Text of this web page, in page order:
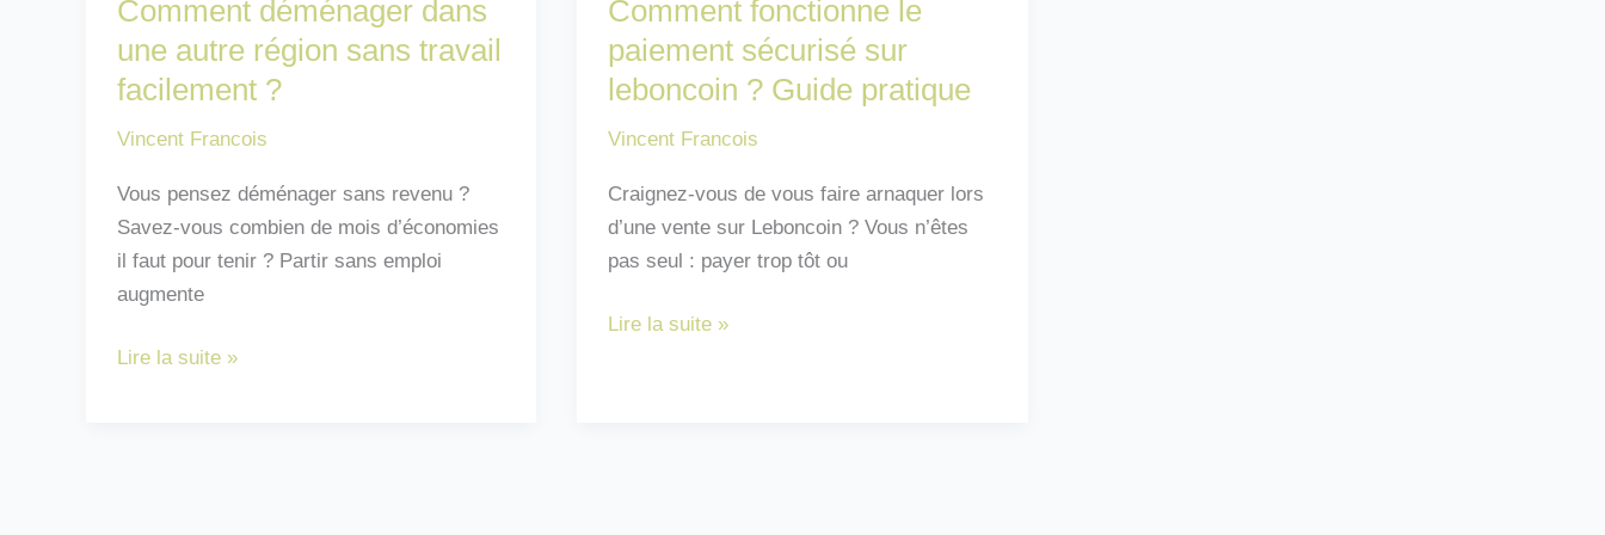
Comment déménager dans
une autre région sans travail
facilement ?
Vincent Francois
Vous pensez déménager sans revenu ?
Savez-vous combien de mois d’économies
il faut pour tenir ? Partir sans emploi
augmente
Comment
Lire la suite »
Comment fonctionne le
paiement sécurisé sur
leboncoin ? Guide pratique
Vincent Francois
Craignez-vous de vous faire arnaquer lors
d’une vente sur Leboncoin ? Vous n’êtes
pas seul : payer trop tôt ou
Comment
Lire la suite »